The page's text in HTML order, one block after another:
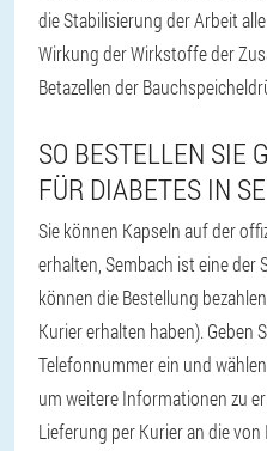
die Stabilisierung der Arbeit
Wirkung der Wirkstoffe der
Betazellen der
SO BESTELLEN SIE
FÜR DIABETES IN
Sie können Kapseln auf der
erhalten, Sembach ist eine der
können die Bestellung
Kurier erhalten haben). Geben
Telefonnummer ein und
um weitere Informationen zu
Lieferung per Kurier an die